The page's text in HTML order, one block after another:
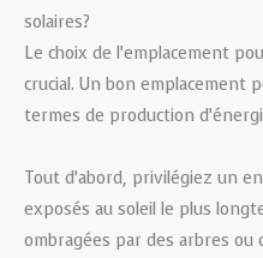
solaires?
Le choix de l’emplacement
crucial. Un bon
termes de production
Tout d’abord, privilégiez un
exposés au soleil le plus
ombragées par des arbres